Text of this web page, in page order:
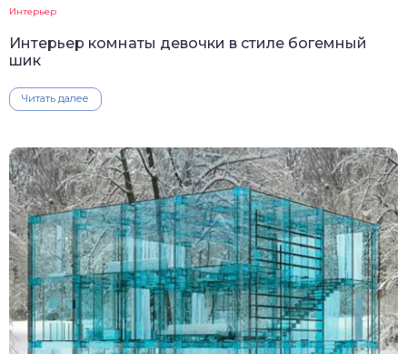
Интерьер
Интерьер комнаты девочки в стиле богемный
шик
Читать далее